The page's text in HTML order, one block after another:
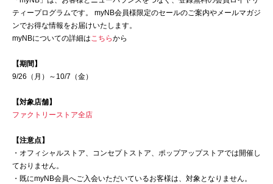
ティープログラムです。 myNB会員様限定のセールのご案内やメールマガジ
ンでお得な情報をお届けいたします。
myNBについての詳細はこちらから
【期間】
9/26（月）～10/7（金）
【対象店舗】
ファクトリーストア全店
【注意点】
・オフィシャルストア、コンセプトストア、ポップアップストアでは開催し
ておりません。
・既にmyNB会員へご入会いただいているお客様は、対象となりません。